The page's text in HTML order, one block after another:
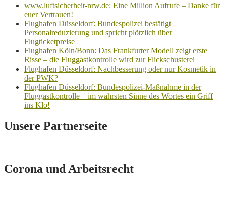
www.luftsicherheit-nrw.de: Eine Million Aufrufe – Danke für
euer Vertrauen!
Flughafen Düsseldorf: Bundespolizei bestätigt
Personalreduzierung und spricht plötzlich über
Flugticketpreise
Flughafen Köln/Bonn: Das Frankfurter Modell zeigt erste
Risse – die Fluggastkontrolle wird zur Flickschusterei
Flughafen Düsseldorf: Nachbesserung oder nur Kosmetik in
der PWK?
Flughafen Düsseldorf: Bundespolizei-Maßnahme in der
Fluggastkontrolle – im wahrsten Sinne des Wortes ein Griff
ins Klo!
Unsere Partnerseite
Corona und Arbeitsrecht